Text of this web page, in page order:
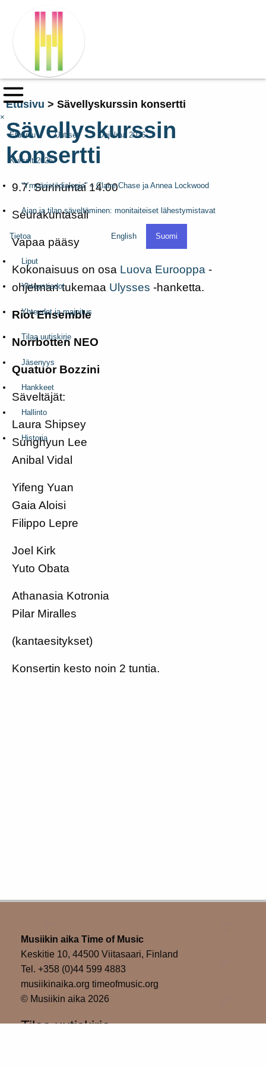
×
Etusivu Uutiset Ohjelma 2026
Kurssit 2026
“Ympäristödialogia” – Claire Chase ja Annea Lockwood
Ajan ja tilan säveltäminen: monitaiteiset lähestymistavat
Tietoa
Liput
Yhteystiedot
Yhteydet ja majoitus
Tilaa uutiskirje
Jäsenyys
Hankkeet
Hallinto
Historia
English Suomi
Etusivu > Sävellyskurssin konsertti
Sävellyskurssin
konsertti
9.7. Sunnuntai 14.00
Seurakuntasali
Vapaa pääsy
Kokonaisuus on osa Luova Eurooppa -
ohjelman tukemaa Ulysses -hanketta.
Riot Ensemble
Norrbotten NEO
Quatuor Bozzini
Säveltäjät:
Laura Shipsey
Sunghyun Lee
Anibal Vidal
Yifeng Yuan
Gaia Aloisi
Filippo Lepre
Joel Kirk
Yuto Obata
Athanasia Kotronia
Pilar Miralles
(kantaesitykset)
Konsertin kesto noin 2 tuntia.
Musiikin aika Time of Music
Keskitie 10, 44500 Viitasaari, Finland
Tel. +358 (0)44 599 4883
musiikinaika.org timeofmusic.org
© Musiikin aika 2026
Tilaa uutiskirje